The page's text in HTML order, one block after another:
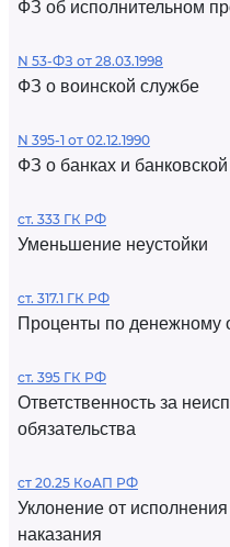
ФЗ об исполнительном
N 53-ФЗ от 28.03.1998
ФЗ о воинской службе
N 395-1 от 02.12.1990
ФЗ о банках и
ст. 333 ГК РФ
Уменьшение неустойки
ст. 317.1 ГК РФ
Проценты по денежному
ст. 395 ГК РФ
Ответственность за
обязательства
ст 20.25 КоАП РФ
Уклонение от
наказания